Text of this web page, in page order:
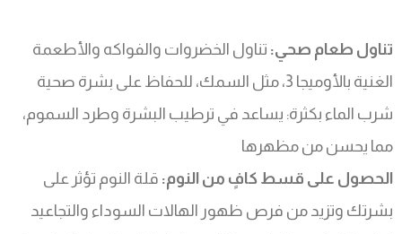
تناول طعام صحي: تناول الخضروات والفواكه والأطعمة
الغنية بالأوميجا 3، مثل السمك، للحفاظ على بشرة صحية
شرب الماء بكثرة: يساعد في ترطيب البشرة وطرد السموم،
مما يحسن من مظهرها
الحصول على قسط كافٍ من النوم: قلة النوم تؤثر على
بشرتك وتزيد من فرص ظهور الهالات السوداء والتجاعيد